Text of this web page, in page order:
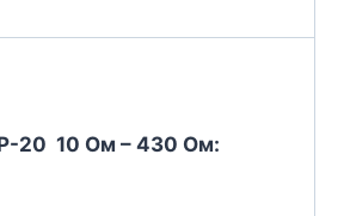
20 10 Ом – 430 Ом: